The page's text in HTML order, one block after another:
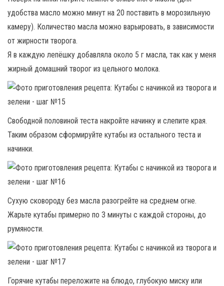
удобства масло можно минут на 20 поставить в морозильную
камеру). Количество масла можно варьировать, в зависимости
от жирности творога.
Я в каждую лепёшку добавляла около 5 г масла, так как у меня
жирный домашний творог из цельного молока.
Свободной половиной теста накройте начинку и слепите края.
Таким образом сформируйте кутабы из остального теста и
начинки.
Сухую сковороду без масла разогрейте на среднем огне.
Жарьте кутабы примерно по 3 минуты с каждой стороны, до
румяности.
Горячие кутабы переложите на блюдо, глубокую миску или